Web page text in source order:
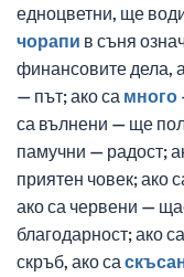
едноцветни, ще
чорапи в съня
финансовите дела,
— път; ако са много
са вълнени — ще
памучни — радост;
приятен човек; ако
ако са червени —
благодарност; ако
скръб, ако са